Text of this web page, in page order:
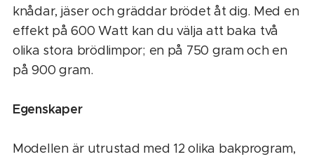
knådar, jäser och gräddar brödet åt dig. Med en
effekt på 600 Watt kan du välja att baka två
olika stora brödlimpor; en på 750 gram och en
på 900 gram.
Egenskaper
Modellen är utrustad med 12 olika bakprogram,